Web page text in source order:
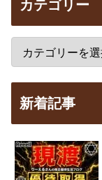
カテゴリー
新着記事